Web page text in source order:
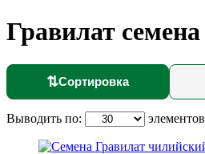
Гравилат семена
⇅Сортировка
Выводить по: элементов